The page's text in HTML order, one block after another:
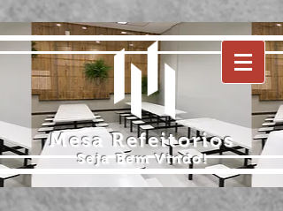
Mesa Refeitorios
Seja Bem Vindo!